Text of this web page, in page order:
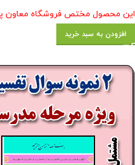
این محصول مختص فروشگاه معاون
افزودن به سبد خرید